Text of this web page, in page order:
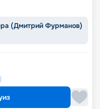
(Дмитрий Фурманов)